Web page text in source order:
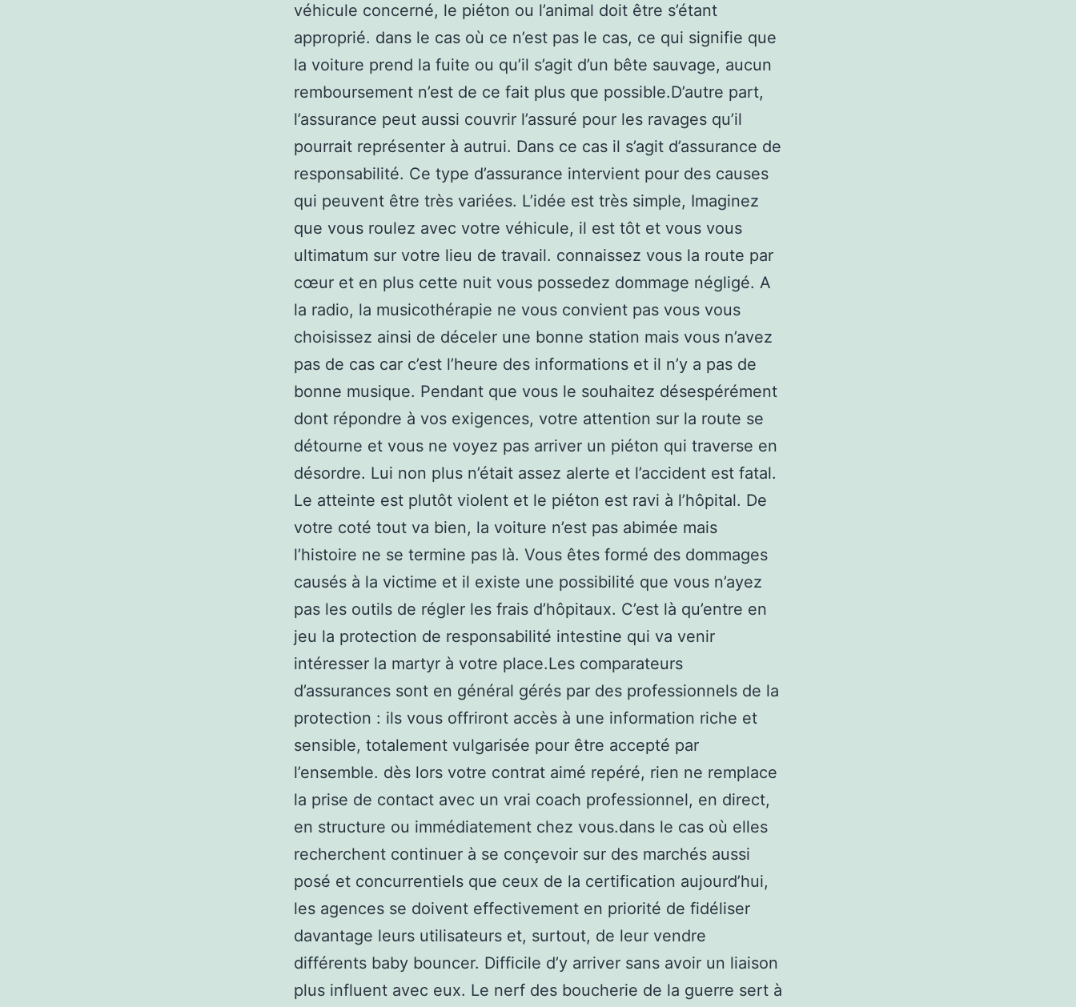
véhicule concerné, le piéton ou l’animal doit être s’étant
approprié. dans le cas où ce n’est pas le cas, ce qui signifie que
la voiture prend la fuite ou qu’il s’agit d’un bête sauvage, aucun
remboursement n’est de ce fait plus que possible.D’autre part,
l’assurance peut aussi couvrir l’assuré pour les ravages qu’il
pourrait représenter à autrui. Dans ce cas il s’agit d’assurance de
responsabilité. Ce type d’assurance intervient pour des causes
qui peuvent être très variées. L’idée est très simple, Imaginez
que vous roulez avec votre véhicule, il est tôt et vous vous
ultimatum sur votre lieu de travail. connaissez vous la route par
cœur et en plus cette nuit vous possedez dommage négligé. A
la radio, la musicothérapie ne vous convient pas vous vous
choisissez ainsi de déceler une bonne station mais vous n’avez
pas de cas car c’est l’heure des informations et il n’y a pas de
bonne musique. Pendant que vous le souhaitez désespérément
dont répondre à vos exigences, votre attention sur la route se
détourne et vous ne voyez pas arriver un piéton qui traverse en
désordre. Lui non plus n’était assez alerte et l’accident est fatal.
Le atteinte est plutôt violent et le piéton est ravi à l’hôpital. De
votre coté tout va bien, la voiture n’est pas abimée mais
l’histoire ne se termine pas là. Vous êtes formé des dommages
causés à la victime et il existe une possibilité que vous n’ayez
pas les outils de régler les frais d’hôpitaux. C’est là qu’entre en
jeu la protection de responsabilité intestine qui va venir
intéresser la martyr à votre place.Les comparateurs
d’assurances sont en général gérés par des professionnels de la
protection : ils vous offriront accès à une information riche et
sensible, totalement vulgarisée pour être accepté par
l’ensemble. dès lors votre contrat aimé repéré, rien ne remplace
la prise de contact avec un vrai coach professionnel, en direct,
en structure ou immédiatement chez vous.dans le cas où elles
recherchent continuer à se conçevoir sur des marchés aussi
posé et concurrentiels que ceux de la certification aujourd’hui,
les agences se doivent effectivement en priorité de fidéliser
davantage leurs utilisateurs et, surtout, de leur vendre
différents baby bouncer. Difficile d’y arriver sans avoir un liaison
plus influent avec eux. Le nerf des boucherie de la guerre sert à